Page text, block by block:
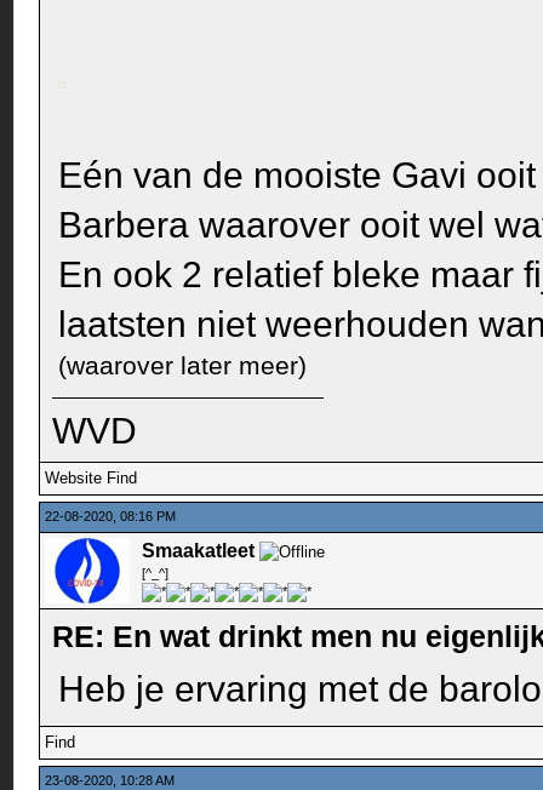
Eén van de mooiste Gavi
Barbera waarover ooit wel
En ook 2 relatief bleke maar
laatsten niet weerhouden
(waarover later meer)
WVD
Website Find
22-08-2020, 08:16 PM
Smaakatleet
[^_^]
RE: En wat drinkt men nu
Heb je ervaring met de
Find
23-08-2020, 10:28 AM